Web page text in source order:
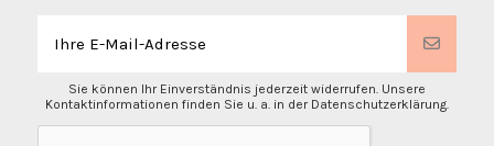
Sie können Ihr Einverständnis jederzeit widerrufen. Unsere
Kontaktinformationen finden Sie u. a. in der Datenschutzerklärung.